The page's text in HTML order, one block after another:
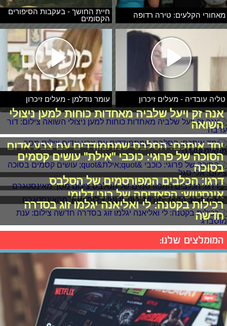
מאחורי הקלעים: טירה רדופה
חיית החושך - בעקבות הסיפורים
הקסומים
טליה עובדיה - מעלים זיכרון עומר נודלמן - מעלים זיכרון
אנה זק ויעל שלביה מאחדות כוחות למען ניצולי
השואה
יחד איתכם: הסלבס שמתמודדים עם צבע אדום
הסוכה של פרוגי: כוכבי "אילת" עושים קסמים
בסוכה
דרגו: הכלבים המפורסמים של הסלבס
אינסטוש: הפאדיחה של רוני דלומי
רכילות בקטנה: לי ואליאנה יגלמו זוג בסדרה
חדשה
המומלצים שלנו: